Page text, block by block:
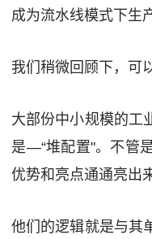
成为流水线模式下生
我们稍微回顾下，可
大部份中小规模的工
是—“堆配置"。不管
优势和亮点通通亮出
他们的逻辑就是与其